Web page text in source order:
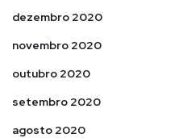
dezembro 2020
novembro 2020
outubro 2020
setembro 2020
agosto 2020